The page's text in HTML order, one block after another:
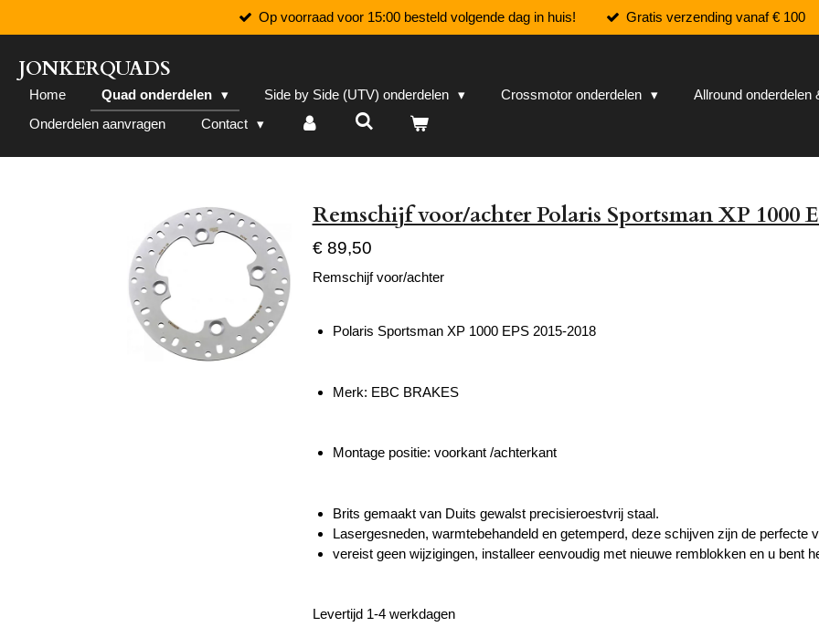
direct
naar
de
hoofdinhoud
Op voorraad voor 15:00 besteld volgende dag in huis! Gratis verzending vanaf € 100
JONKERQUADS
Home Quad onderdelen Side by Side (UTV) onderdelen Crossmotor onderdelen Allround onderdelen
Onderdelen aanvragen
Contact
Remschijf voor/achter Polaris Sportsman XP 1000
€ 89,50
Remschijf voor/achter
Polaris Sportsman XP 1000 EPS 2015-2018
Merk: EBC BRAKES
Montage positie: voorkant /achterkant
Brits gemaakt van Duits gewalst precisieroestvrij staal.
Lasergesneden, warmtebehandeld en getemperd, deze schijven zijn de perfecte
vereist geen wijzigingen, installeer eenvoudig met nieuwe remblokken en u bent
Levertijd 1-4 werkdagen